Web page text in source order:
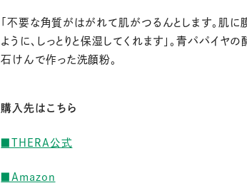
「不要な角質がはがれて肌がつるんとします。肌に
ように、しっとりと保湿してくれます」。青パパイヤ
石けんで作った洗顔粉。
購入先はこちら
■THERA公式
■Amazon